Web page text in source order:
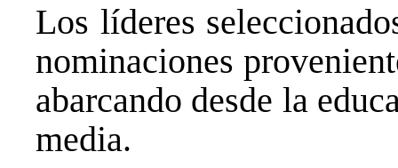
Los líderes
nominaciones
abarcando desde la
media.